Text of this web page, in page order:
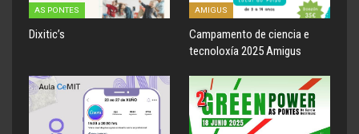
AS PONTES
Dixitic’s
AMIGUS
Campamento de ciencia e
tecnoloxía 2025 Amigus